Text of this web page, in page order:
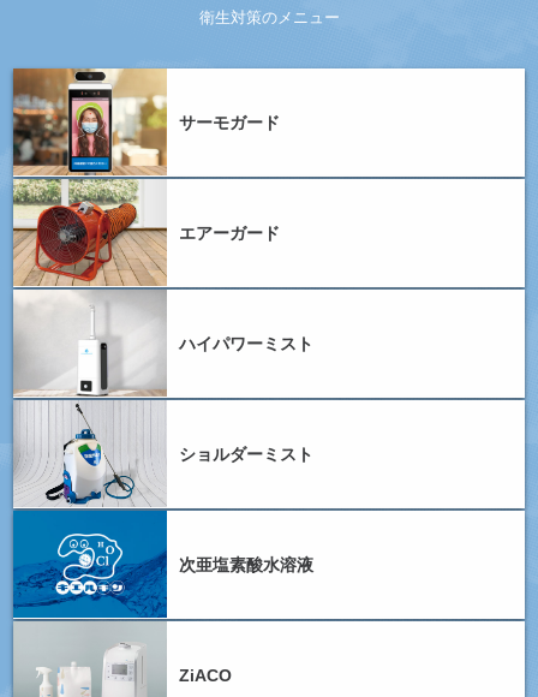
衛生対策のメニュー
サーモガード
エアーガード
ハイパワーミスト
ショルダーミスト
次亜塩素酸水溶液
ZiACO